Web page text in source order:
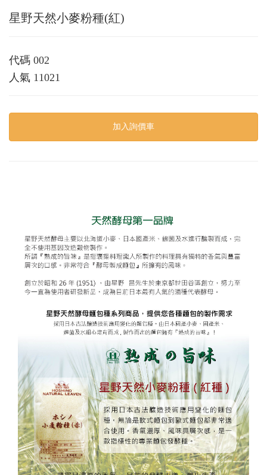
星野天然小麥粉種(紅)
代碼 002
人氣 11021
加入詢價車